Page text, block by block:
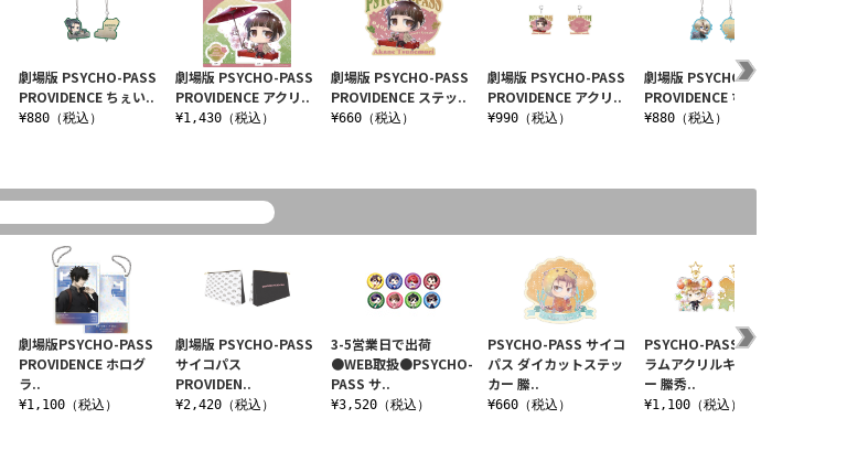
劇場版 PSYCHO-PASS
PROVIDENCE アクリ..
¥1,430（税込）
劇場版 PSYCHO-PASS
PROVIDENCE ステッ..
¥660（税込）
劇場版 PSYCHO-PASS
PROVIDENCE アクリ..
¥990（税込）
劇場版 PSYCHO-PASS
PROVIDENCE ちぇい..
¥880（税込）
劇場版 PSYCHO-PASS
PROVIDENCE ちぇい..
¥880（税込）
劇場版 PSYCHO-PASS
サイコパス
PROVIDEN..
¥2,420（税込）
3-5営業日で出荷
●WEB取扱●PSYCHO-
PASS サ..
¥3,520（税込）
PSYCHO-PASS サイコ
パス ダイカットステッ
カー 縢..
¥660（税込）
PSYCHO-PASS ホログ
ラムアクリルキーホルダ
ー 縢秀..
¥1,100（税込）
劇場版PSYCHO-PASS
PROVIDENCE ホログ
ラ..
¥1,100（税込）